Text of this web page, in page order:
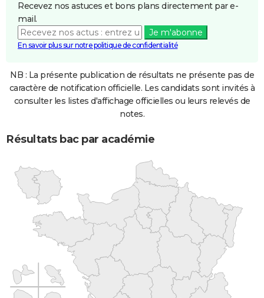
Recevez nos astuces et bons plans directement par e-
mail.
Je m'abonne
En savoir plus sur notre politique de confidentialité
NB : La présente publication de résultats ne présente pas de
caractère de notification officielle. Les candidats sont invités à
consulter les listes d'affichage officielles ou leurs relevés de
notes.
Résultats bac par académie